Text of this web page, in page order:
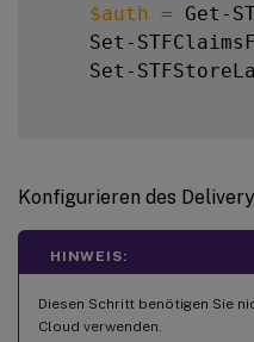
$auth = Get-
Set-
Set-
Konfigurieren des
HINWEIS:
Diesen Schritt benötigen Sie
Cloud verwenden.